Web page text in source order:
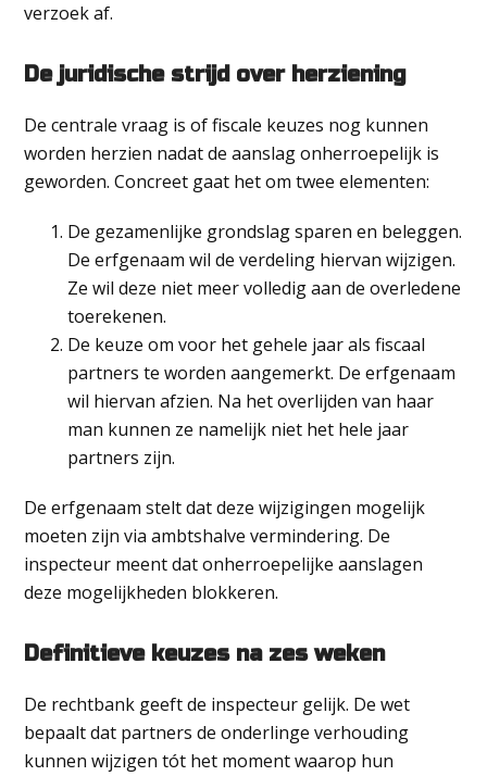
verzoek af.
De juridische strijd over herziening
De centrale vraag is of fiscale keuzes nog kunnen
worden herzien nadat de aanslag onherroepelijk is
geworden. Concreet gaat het om twee elementen:
De gezamenlijke grondslag sparen en beleggen.
De erfgenaam wil de verdeling hiervan wijzigen.
Ze wil deze niet meer volledig aan de overledene
toerekenen.
De keuze om voor het gehele jaar als fiscaal
partners te worden aangemerkt. De erfgenaam
wil hiervan afzien. Na het overlijden van haar
man kunnen ze namelijk niet het hele jaar
partners zijn.
De erfgenaam stelt dat deze wijzigingen mogelijk
moeten zijn via ambtshalve vermindering. De
inspecteur meent dat onherroepelijke aanslagen
deze mogelijkheden blokkeren.
Definitieve keuzes na zes weken
De rechtbank geeft de inspecteur gelijk. De wet
bepaalt dat partners de onderlinge verhouding
kunnen wijzigen tót het moment waarop hun